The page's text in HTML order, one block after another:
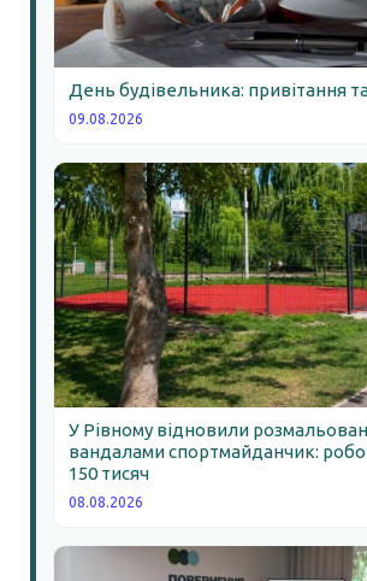
День будівельника: привітання
09.08.2026
У Рівному відновили
вандалами спортмайданчик:
150 тисяч
08.08.2026